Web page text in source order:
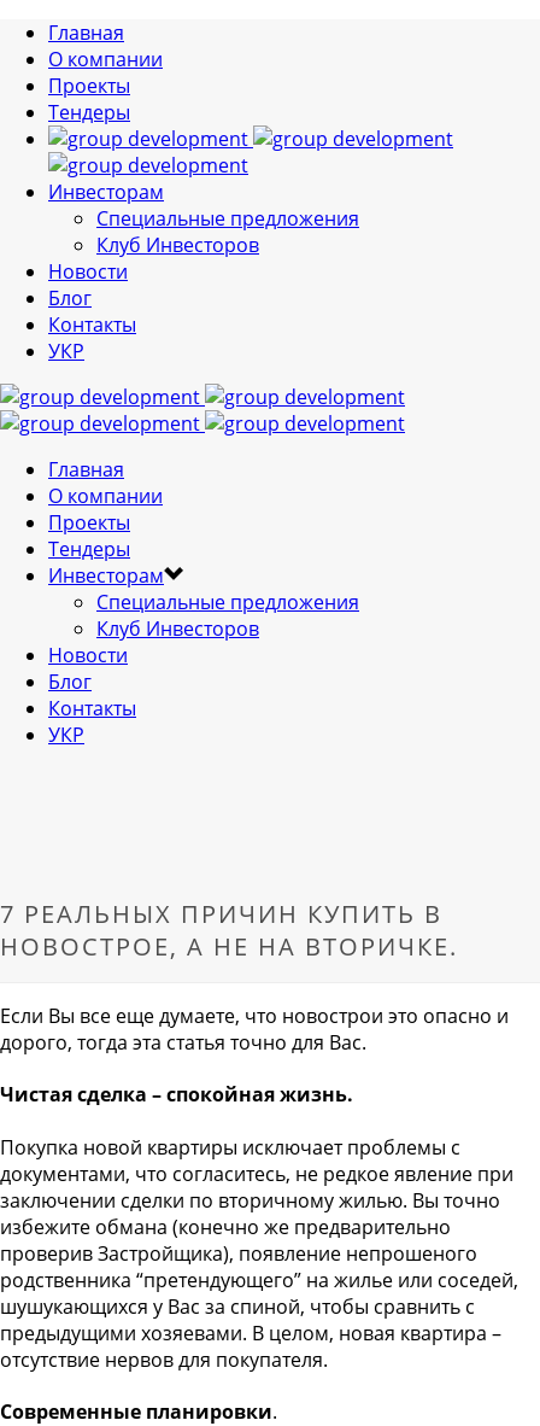
Главная
О компании
Проекты
Тендеры
Инвесторам
Специальные предложения
Клуб Инвесторов
Новости
Блог
Контакты
УКР
Главная
О компании
Проекты
Тендеры
Инвесторам
Специальные предложения
Клуб Инвесторов
Новости
Блог
Контакты
УКР
7 РЕАЛЬНЫХ ПРИЧИН КУПИТЬ В
НОВОСТРОЕ, А НЕ НА ВТОРИЧКЕ.
Если Вы все еще думаете, что новострои это опасно и
дорого, тогда эта статья точно для Вас.
Чистая сделка – спокойная жизнь.
Покупка новой квартиры исключает проблемы с
документами, что согласитесь, не редкое явление при
заключении сделки по вторичному жилью. Вы точно
избежите обмана (конечно же предварительно
проверив Застройщика), появление непрошеного
родственника “претендующего” на жилье или соседей,
шушукающихся у Вас за спиной, чтобы сравнить с
предыдущими хозяевами. В целом, новая квартира –
отсутствие нервов для покупателя.
Современные планировки.